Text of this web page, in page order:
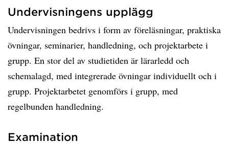
Undervisningens upplägg
Undervisningen bedrivs i form av föreläsningar, praktiska
övningar, seminarier, handledning, och projektarbete i
grupp. En stor del av studietiden är lärarledd och
schemalagd, med integrerade övningar individuellt och i
grupp. Projektarbetet genomförs i grupp, med
regelbunden handledning.
Examination